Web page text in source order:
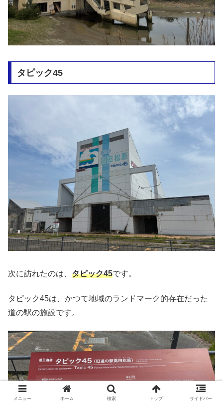
タピック45
次に訪れたのは、 タピック45です。
タピック45は、かつて地域のランドマーク的存在だった
道の駅の施設です。
メニュー ホーム 検索 トップ サイドバー